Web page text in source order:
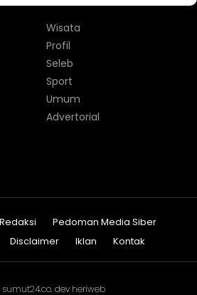
Wisata
Profil
Seleb
Sport
Umum
Advertorial
Redaksi
Pedoman Media Siber
Disclaimer Iklan Kontak
sumut24.co. dev heriweb